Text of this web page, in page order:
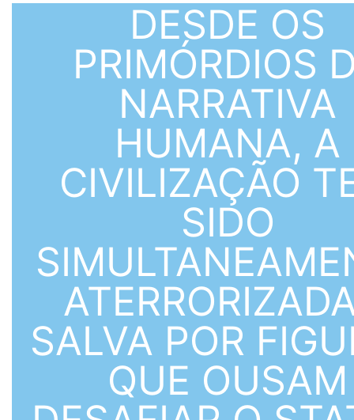
DESDE OS
PRIMÓRDIOS
NARRATIVA
HUMANA, A
CIVILIZAÇÃO
SIDO
SALVA POR
QUE OUSAM